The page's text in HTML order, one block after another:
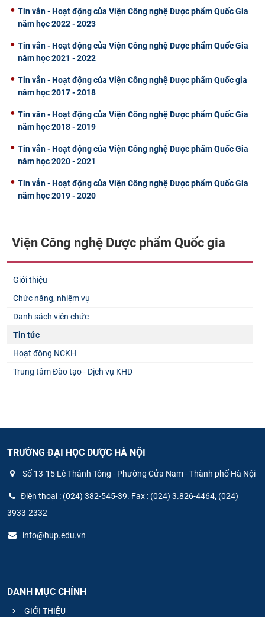
Tin vắn - Hoạt động của Viện Công nghệ Dược phẩm Quốc Gia
năm học 2022 - 2023
Tin vắn - Hoạt động của Viện Công nghệ Dược phẩm Quốc Gia
năm học 2021 - 2022
Tin vắn - Hoạt động của Viện Công nghệ Dược phẩm Quốc gia
năm học 2017 - 2018
Tin văn - Hoạt động của Viện Công nghệ Dược phẩm Quốc Gia
năm học 2018 - 2019
Tin vắn - Hoạt động của Viện Công nghệ Dược phẩm Quốc Gia
năm học 2020 - 2021
Tin vắn - Hoạt động của Viện Công nghệ Dược phẩm Quốc Gia
năm học 2019 - 2020
Viện Công nghệ Dược phẩm Quốc gia
Giới thiệu
Chức năng, nhiệm vụ
Danh sách viên chức
Tin tức
Hoạt động NCKH
Trung tâm Đào tạo - Dịch vụ KHD
TRƯỜNG ĐẠI HỌC DƯỢC HÀ NỘI
Số 13-15 Lê Thánh Tông - Phường Cửa Nam - Thành phố Hà Nội
Điện thoại : (024) 382-545-39. Fax : (024) 3.826-4464, (024)
3933-2332
info@hup.edu.vn
DANH MỤC CHÍNH
GIỚI THIỆU